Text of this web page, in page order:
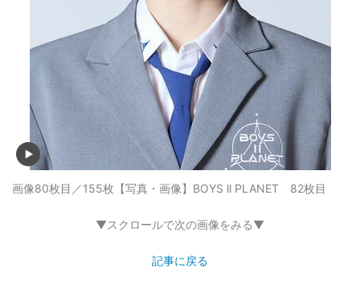
画像80枚目／155枚 【写真・画像】BOYS ll PLANET 82枚目
▼スクロールで次の画像をみる▼
記事に戻る